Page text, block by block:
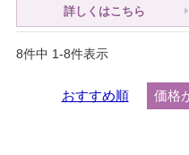
詳しくはこちら
おすすめ順 価格
8件中 1-8件表示